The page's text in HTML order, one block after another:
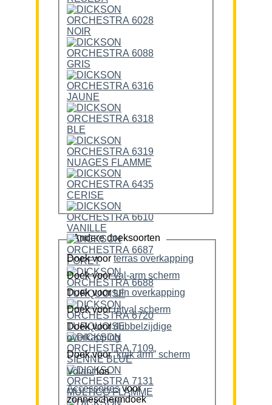
Andere doeksoorten
Doek voor terras overkapping
Doek voor
val-arm scherm
Doek voor
tuin overkapping
Doek voor
uitval scherm
Doek voordubbelzijdige
overkapping
Doek voor
“knik arm” scherm
Volantlos
Accessoiresvoor
zonneschermdoek